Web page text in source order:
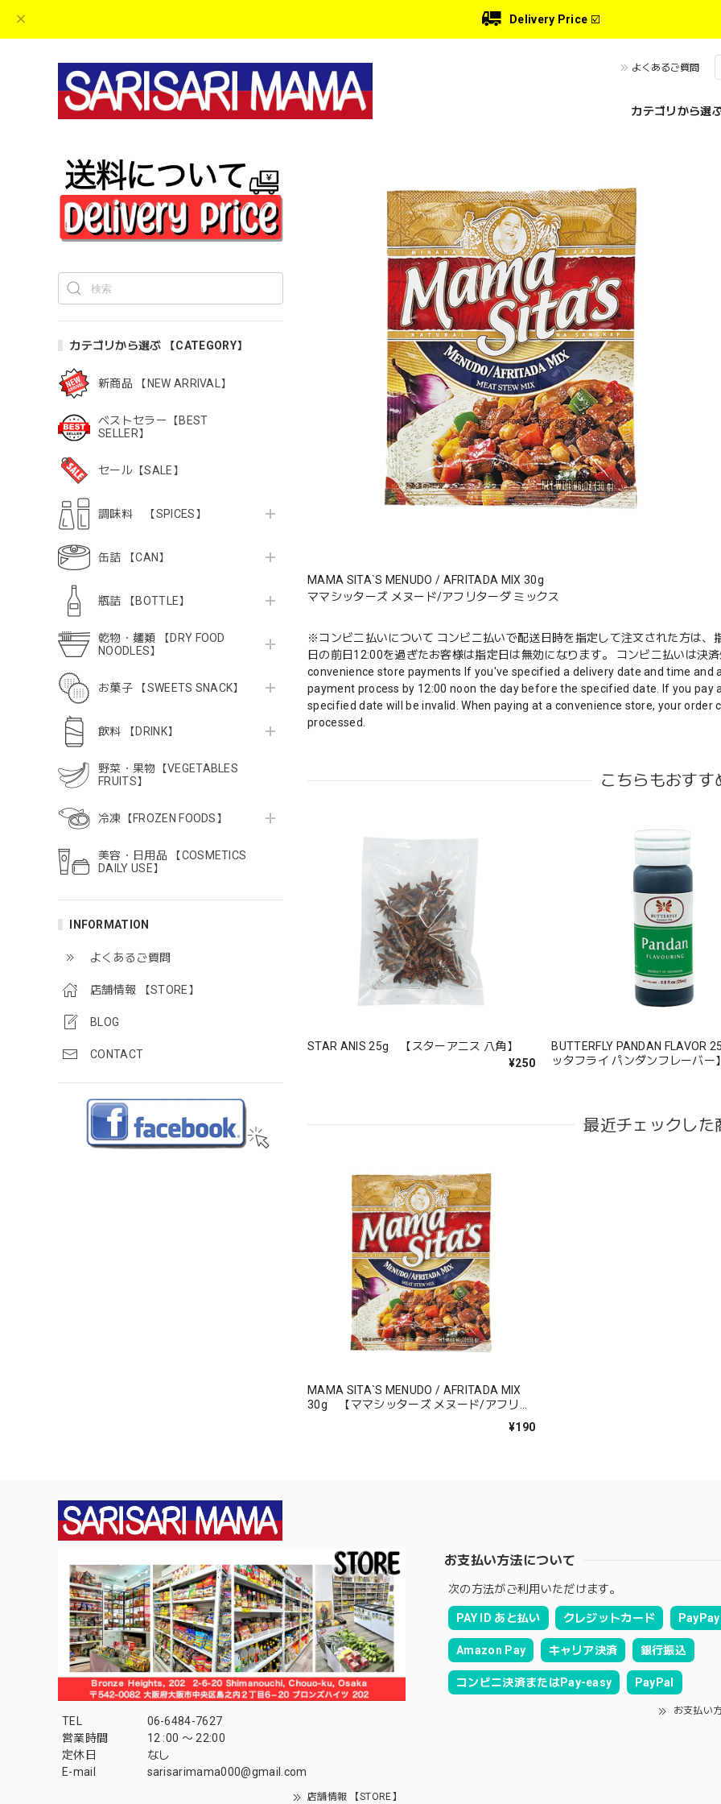
Delivery Price ☑️
よくあるご質問
カテゴリから選
カテゴリから選ぶ 【CATEGORY】
新商品 【NEW ARRIVAL】
ベストセラー【BEST
SELLER】
セール【SALE】
調味料 【SPICES】
缶詰 【CAN】
瓶詰 【BOTTLE】
乾物・麺類 【DRY FOOD
NOODLES】
お菓子 【SWEETS SNACK】
飲料 【DRINK】
野菜・果物【VEGETABLES
FRUITS】
冷凍【FROZEN FOODS】
美容・日用品 【COSMETICS
DAILY USE】
INFORMATION
よくあるご質問
店舗情報 【STORE】
BLOG
CONTACT
MAMA SITA`S MENUDO / AFRITADA MIX 30g
ママシッターズ メヌード/アフリターダ ミックス
※コンビニ払いについて コンビニ払いで配送日時を指定して注文された方は
日の前日12:00を過ぎたお客様は指定日は無効になります。 コンビニ払いは決
convenience store payments If you've specified a delivery date and time
payment process by 12:00 noon the day before the specified date. If you
specified date will be invalid. When paying at a convenience store, your
processed.
こちらもおすす
STAR ANIS 25g 【スターアニス 八角】
¥250
BUTTERFLY PANDAN FLAVOR
ッタフライ パンダンフレーバー
最近チェックした
MAMA SITA`S MENUDO / AFRITADA MIX
30g 【ママシッターズ メヌード/アフリタ
¥190
TEL
06-6484-7627
営業時間
12 :00 〜 22:00
定休日
なし
E-mail
sarisarimama000@gmail.com
店舗情報 【STORE】
お支払い方法について
次の方法がご利用いただけます。
PAY ID あと払い クレジットカード PayPay
Amazon Pay キャリア決済 銀行振込
コンビニ決済またはPay-easy PayPal
お支払い